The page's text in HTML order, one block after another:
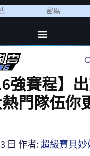
強賽程】
門隊伍你
日 作者: 超級寶貝妙